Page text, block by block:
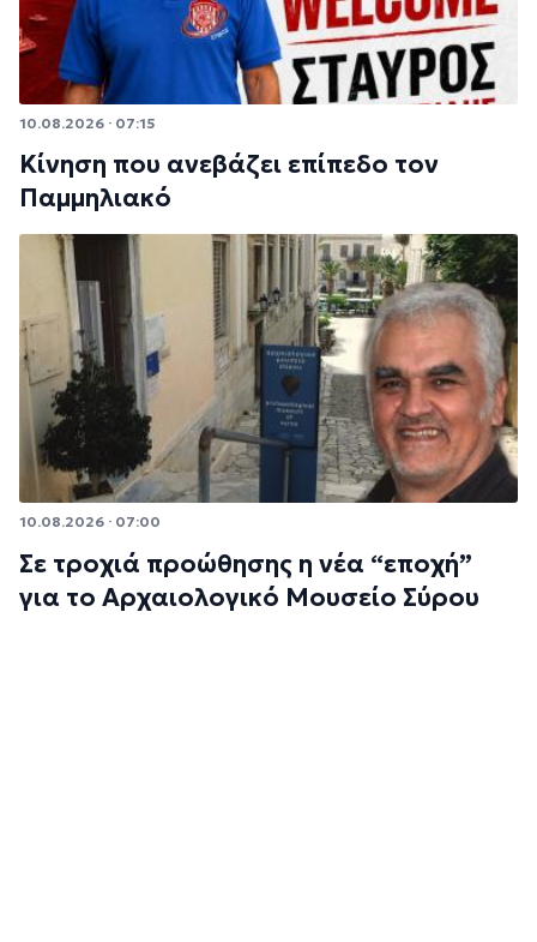
10.08.2026 · 07:15
Κίνηση που ανεβάζει επίπεδο τον
Παμμηλιακό
10.08.2026 · 07:00
Σε τροχιά προώθησης η νέα “εποχή”
για το Αρχαιολογικό Μουσείο Σύρου